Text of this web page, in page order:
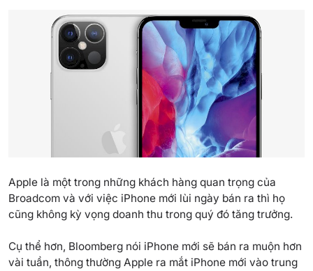
Apple là một trong những khách hàng quan trọng của
Broadcom và với việc iPhone mới lùi ngày bán ra thì họ
cũng không kỳ vọng doanh thu trong quý đó tăng trưởng.
Cụ thể hơn, Bloomberg nói iPhone mới sẽ bán ra muộn hơn
vài tuần, thông thường Apple ra mắt iPhone mới vào trung